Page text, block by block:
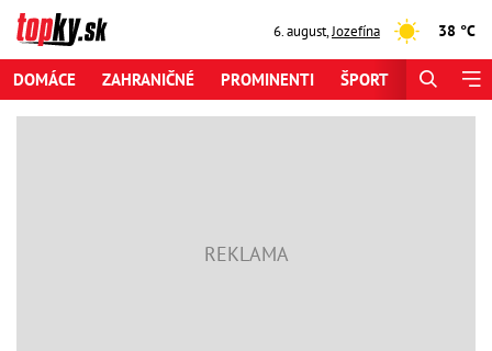
6. august,Jozefína 38 °C
DOMÁCE ZAHRANIČNÉ PROMINENTI ŠPORT